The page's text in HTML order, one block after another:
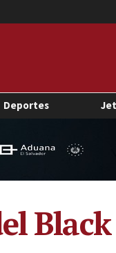
Deportes